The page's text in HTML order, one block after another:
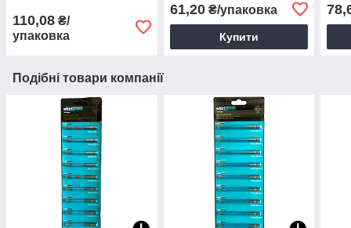
110,08 ₴/
упаковка
61,20₴/упаковка
Купити
Подібні товари компанії